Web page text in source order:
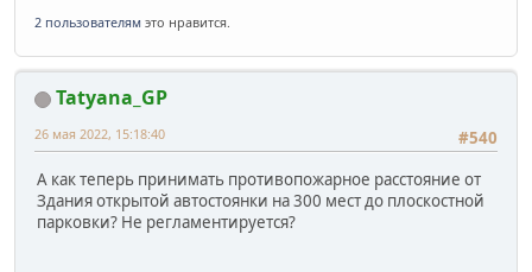
2 пользователям это нравится.
Tatyana_GP
#540
26 мая 2022, 15:18:40
А как теперь принимать противопожарное расстояние от
Здания открытой автостоянки на 300 мест до плоскостной
парковки? Не регламентируется?